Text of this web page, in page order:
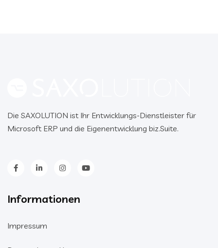
Die SAXOLUTION ist Ihr Entwicklungs-Dienstleister für
Microsoft ERP und die Eigenentwicklung biz.Suite.
Informationen
Impressum